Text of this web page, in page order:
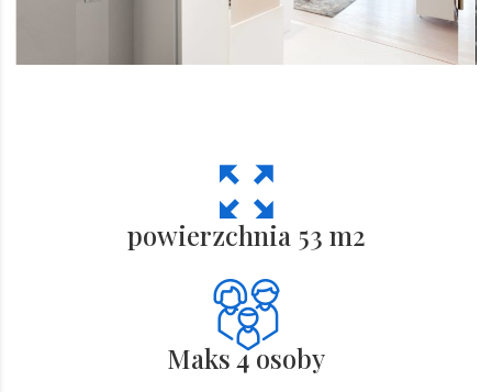
powierzchnia 53 m2
Maks 4 osoby